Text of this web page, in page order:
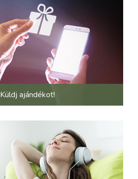
Küldj ajándékot!